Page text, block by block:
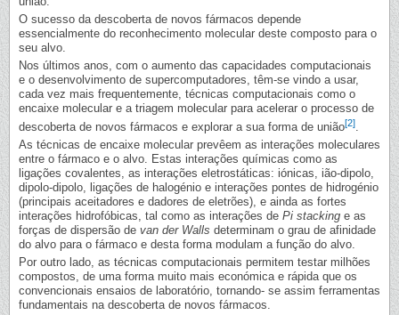
O sucesso da descoberta de novos fármacos depende
essencialmente do reconhecimento molecular deste composto para o
seu alvo.
Nos últimos anos, com o aumento das capacidades computacionais
e o desenvolvimento de supercomputadores, têm-se vindo a usar,
cada vez mais frequentemente, técnicas computacionais como o
encaixe molecular e a triagem molecular para acelerar o processo de
descoberta de novos fármacos e explorar a sua forma de união[2].
As técnicas de encaixe molecular prevêem as interações moleculares
entre o fármaco e o alvo. Estas interações químicas como as
ligações covalentes, as interações eletrostáticas: iónicas, ião-dipolo,
dipolo-dipolo, ligações de halogénio e interações pontes de hidrogénio
(principais aceitadores e dadores de eletrões), e ainda as fortes
interações hidrofóbicas, tal como as interações de Pi stacking e as
forças de dispersão de van der Walls determinam o grau de afinidade
do alvo para o fármaco e desta forma modulam a função do alvo.
Por outro lado, as técnicas computacionais permitem testar milhões
compostos, de uma forma muito mais económica e rápida que os
convencionais ensaios de laboratório, tornando- se assim ferramentas
fundamentais na descoberta de novos fármacos.